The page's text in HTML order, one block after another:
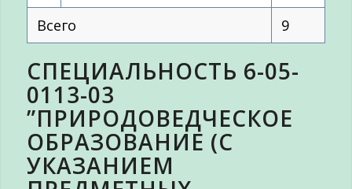
Всего 9
СПЕЦИАЛЬНОСТЬ 6-05-
0113-03
”ПРИРОДОВЕДЧЕСКОЕ
ОБРАЗОВАНИЕ (С
УКАЗАНИЕМ